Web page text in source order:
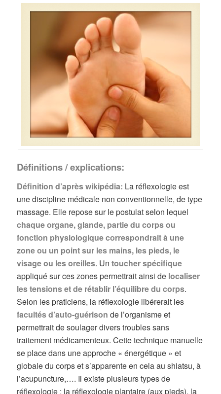
Définitions / explications:
Définition d’après wikipédia: La réflexologie est
une discipline médicale non conventionnelle, de type
massage. Elle repose sur le postulat selon lequel
chaque organe, glande, partie du corps ou
fonction physiologique correspondrait à une
zone ou un point sur les mains, les pieds, le
visage ou les oreilles. Untoucher spécifique
appliqué sur ces zones permettrait ainsi de localiser
les tensions et de rétablir l’équilibre du corps.
Selon les praticiens, la réflexologie libérerait les
facultés d’auto-guérison de l’organisme et
permettrait de soulager divers troubles sans
traitement médicamenteux. Cette technique manuelle
se place dans une approche « énergétique » et
globale du corps et s’apparente en cela au shiatsu, à
l’acupuncture,…. Il existe plusieurs types de
réflexologie : la réflexologie plantaire (aux pieds), la